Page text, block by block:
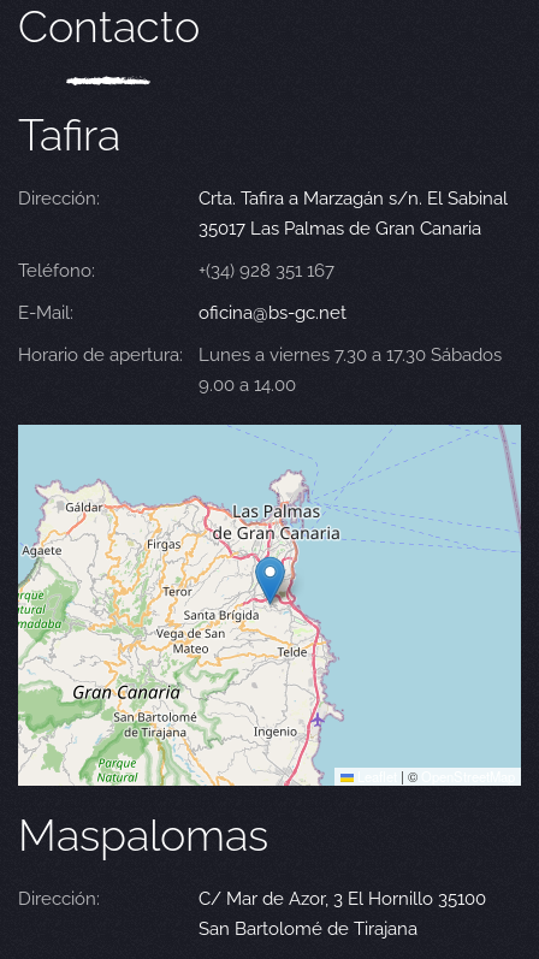
Contacto
Tafira
Dirección:
Crta. Tafira a Marzagán s/n. El Sabinal
35017 Las Palmas de Gran Canaria
Teléfono:
+(34) 928 351 167
E-Mail:
oficina@bs-gc.net
Horario de apertura:
Lunes a viernes 7.30 a 17.30 Sábados
9.00 a 14.00
| ©
Maspalomas
Dirección:
C/ Mar de Azor, 3 El Hornillo 35100
San Bartolomé de Tirajana